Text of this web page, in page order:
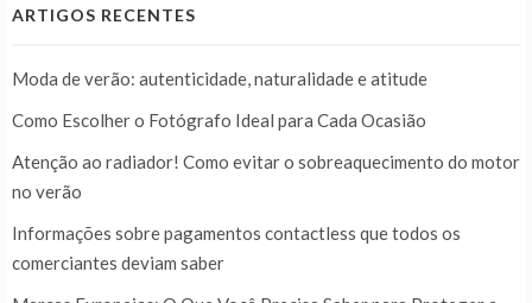
ARTIGOS RECENTES
Moda de verão: autenticidade, naturalidade e atitude
Como Escolher o Fotógrafo Ideal para Cada Ocasião
Atenção ao radiador! Como evitar o sobreaquecimento do motor
no verão
Informações sobre pagamentos contactless que todos os
comerciantes deviam saber